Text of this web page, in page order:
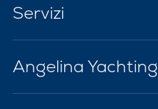
Servizi
Angelina Yachting